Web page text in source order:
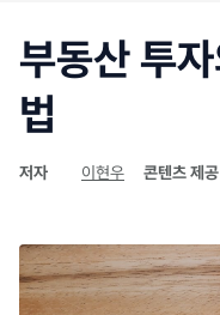
부동산 투
법
저자 이현우 콘텐츠 제공